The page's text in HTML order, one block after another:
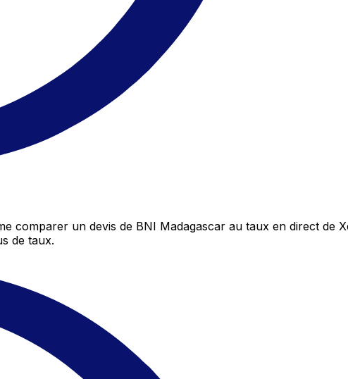
comparer un devis de BNI Madagascar au taux en direct de
de taux.